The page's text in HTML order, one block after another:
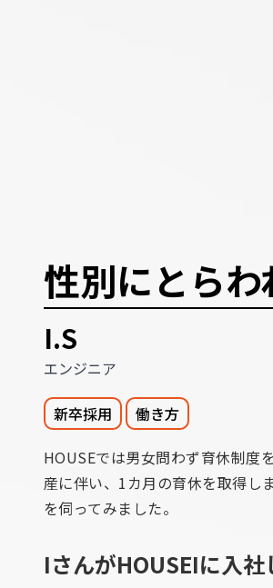
性別にとら
I.S
エンジニア
新卒採用
働き方
HOUSEでは男女問わず育休制度
産に伴い、1カ月の育休を取得し
を伺ってみました。
IさんがHOUSEIに入社